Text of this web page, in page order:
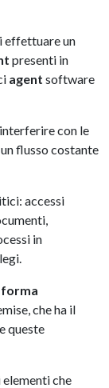
effettuare un
presenti in
agent software
con le
flusso costante
accessi
in
che ha il
queste
elementi che